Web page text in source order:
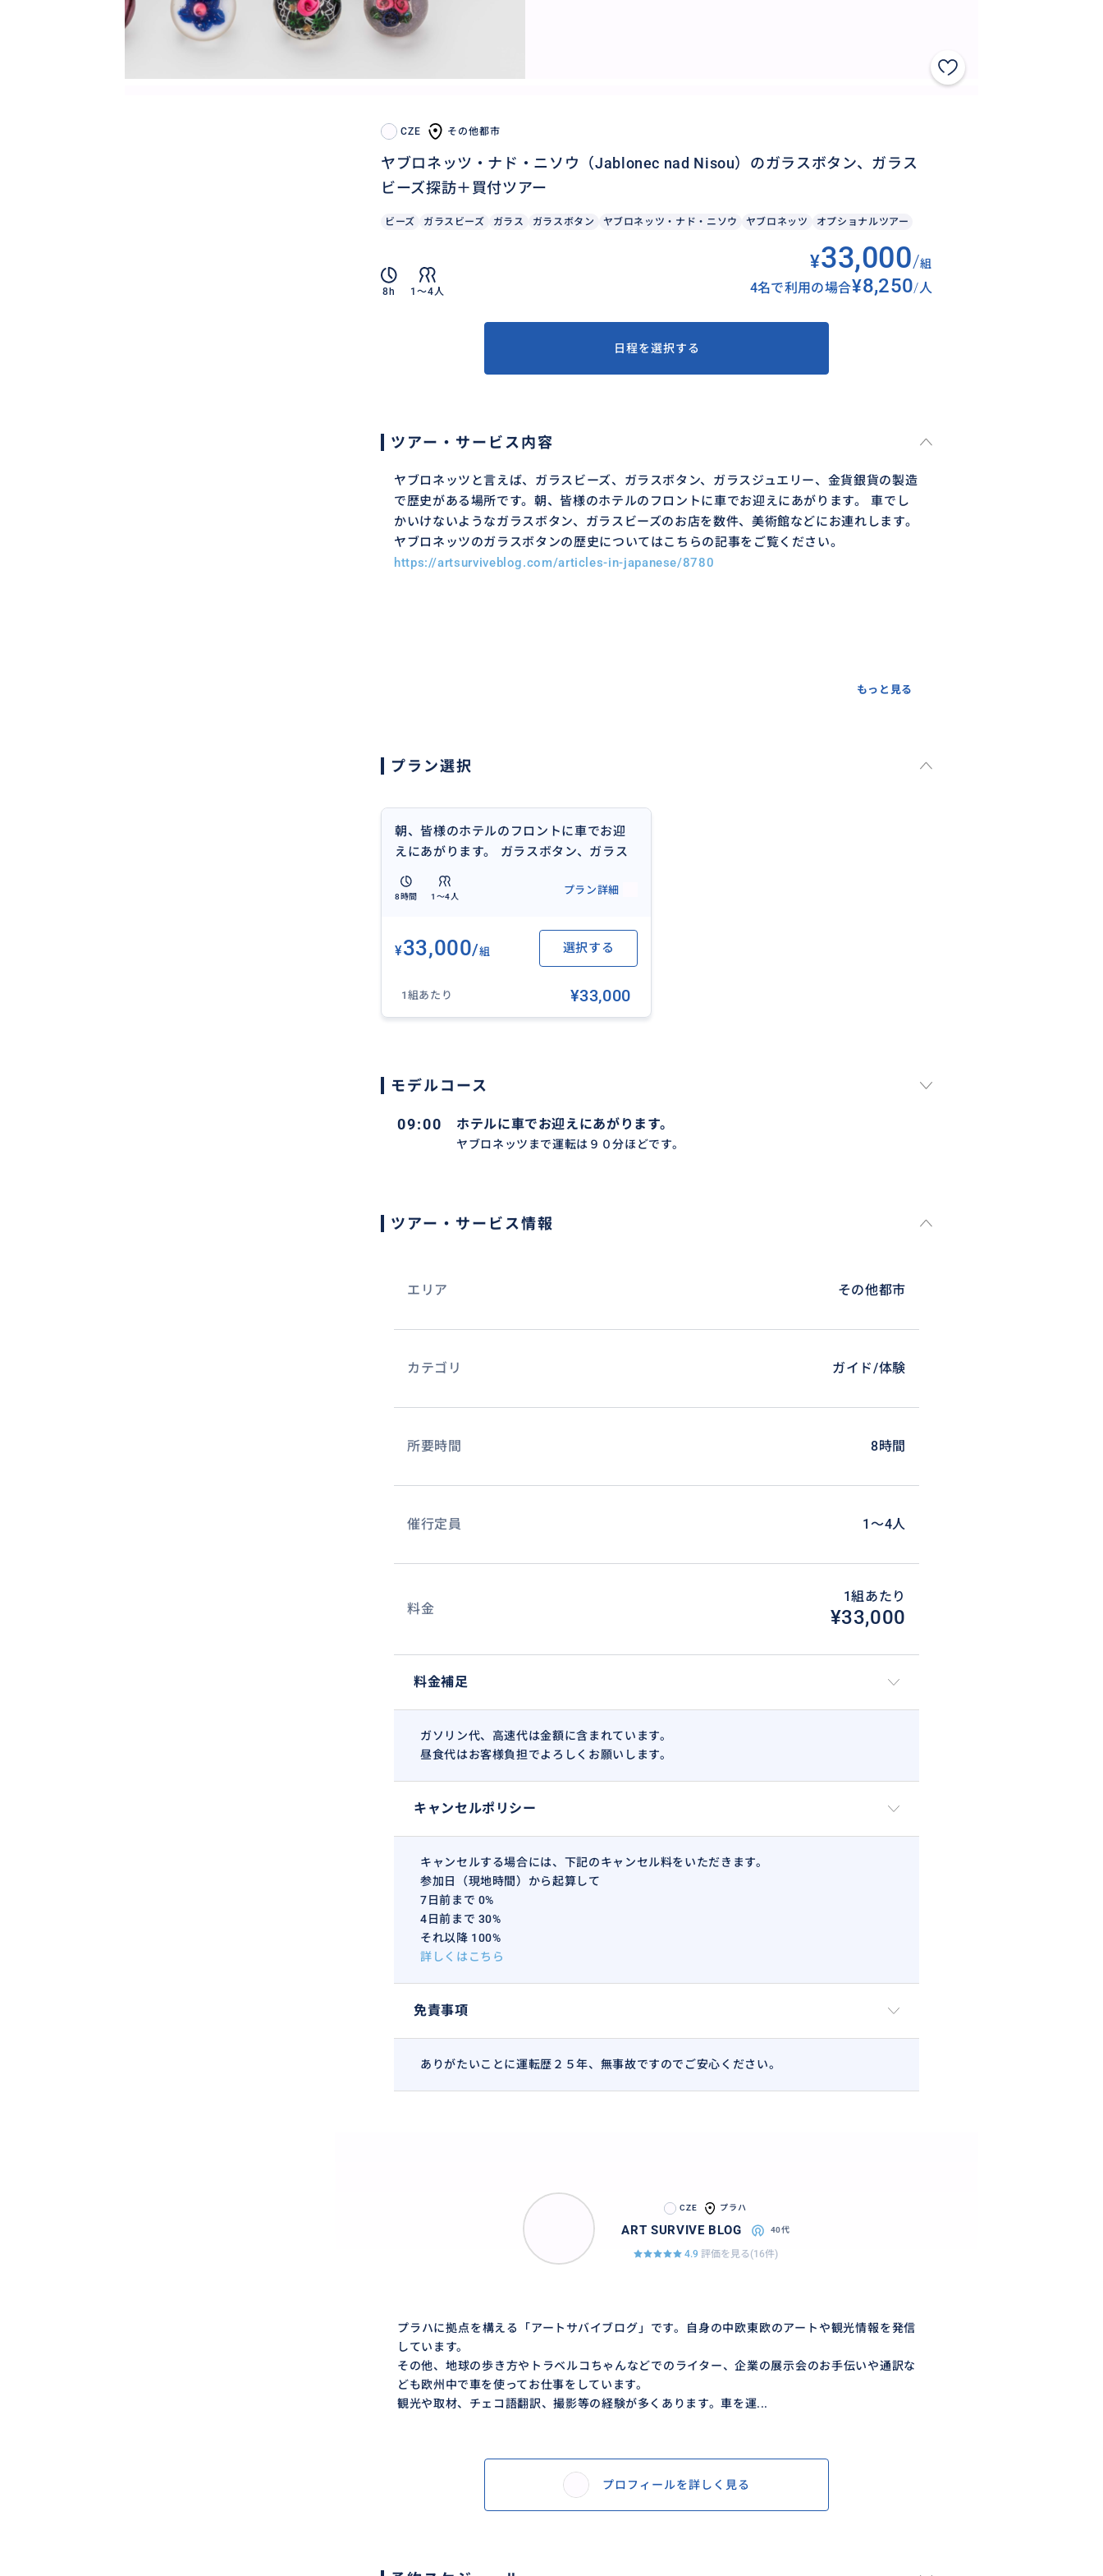
CZE その他都市
ヤブロネッツ・ナド・ニソウ（Jablonec nad Nisou）のガラスボタン、ガラス
ビーズ探訪＋買付ツアー
ビーズ ガラスビーズ ガラス ガラスボタン ヤブロネッツ・ナド・ニソウ ヤブロネッツ オプショナルツアー
8h 1〜4人
¥33,000/組
4名で利用の場合 ¥8,250/人
日程を選択する
ツアー・サービス内容
ヤブロネッツと言えば、ガラスビーズ、ガラスボタン、ガラスジュエリー、金貨銀貨の製造
で歴史がある場所です。朝、皆様のホテルのフロントに車でお迎えにあがります。 車でし
かいけないようなガラスボタン、ガラスビーズのお店を数件、美術館などにお連れします。
ヤブロネッツのガラスボタンの歴史についてはこちらの記事をご覧ください。
https://artsurviveblog.com/articles-in-japanese/8780
もっと見る
プラン選択
朝、皆様のホテルのフロントに車でお迎
えにあがります。 ガラスボタン、ガラス
ビーズのお店や工場を数件、美術館など
にもお連れします。
8時間 1〜4人
プラン詳細
¥33,000/組 選択する
1組あたり ¥33,000
モデルコース
09:00 ホテルに車でお迎えにあがります。
ヤブロネッツまで運転は９０分ほどです。
ツアー・サービス情報
エリア その他都市
カテゴリ ガイド/体験
所要時間 8時間
催行定員 1〜4人
料金
1組あたり
¥33,000
料金補足
ガソリン代、高速代は金額に含まれています。
昼食代はお客様負担でよろしくお願いします。
キャンセルポリシー
キャンセルする場合には、下記のキャンセル料をいただきます。
参加日（現地時間）から起算して
7日前まで 0%
4日前まで 30%
それ以降 100%
詳しくはこちら
免責事項
ありがたいことに運転歴２５年、無事故ですのでご安心ください。
CZE プラハ
ART SURVIVE BLOG 40代
4.9 評価を見る(16件)
プラハに拠点を構える「アートサバイブログ」です。自身の中欧東欧のアートや観光情報を発信
しています。
その他、地球の歩き方やトラベルコちゃんなどでのライター、企業の展示会のお手伝いや通訳な
ども欧州中で車を使ってお仕事をしています。
観光や取材、チェコ語翻訳、撮影等の経験が多くあります。車を運...
プロフィールを詳しく見る